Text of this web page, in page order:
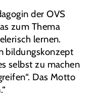
der OVS
zum Thema
lernen.
bildungskonzept
selbst zu machen
Das Motto